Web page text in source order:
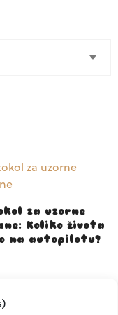
za uzorne
Koliko života
na autopilotu?